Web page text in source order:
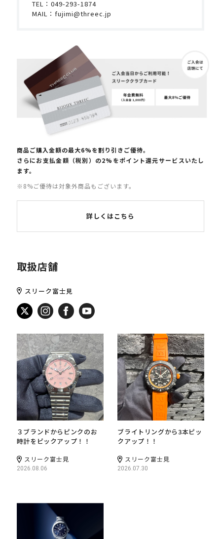
TEL： 049-293-1874
MAIL： fujimi@threec.jp
商品ご購入金額の最大6%を割り引きご優待。
さらにお支払金額（税別）の2%をポイント還元サービスいたし
ます。
※8%ご優待は対象外商品もございます。
詳しくはこちら
取扱店舗
スリーク富士見
３ブランドからピンクのお
時計をピックアップ！！
スリーク富士見
2026.08.06
ブライトリングから3本ピッ
クアップ！！
スリーク富士見
2026.07.30